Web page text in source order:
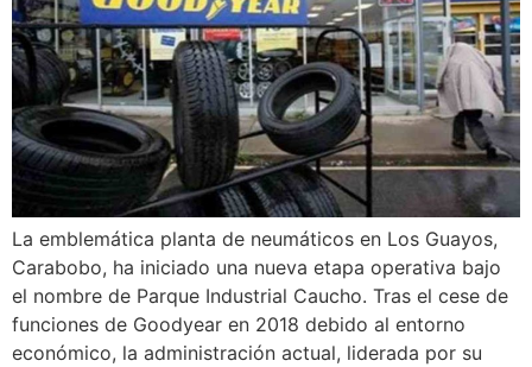
La emblemática planta de neumáticos en Los Guayos,
Carabobo, ha iniciado una nueva etapa operativa bajo
el nombre de Parque Industrial Caucho. Tras el cese de
funciones de Goodyear en 2018 debido al entorno
económico, la administración actual, liderada por su